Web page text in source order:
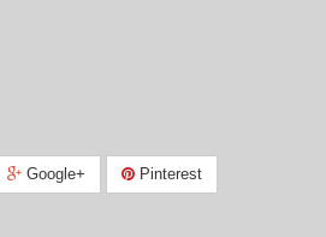
Google+ Pinterest